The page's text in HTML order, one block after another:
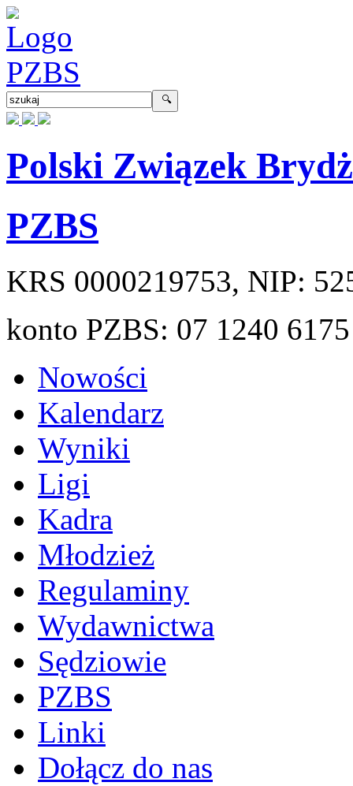
Polski Związek
PZBS
KRS 0000219753, NIP:
konto PZBS: 07 1240
Nowości
Kalendarz
Wyniki
Ligi
Kadra
Młodzież
Regulaminy
Wydawnictwa
Sędziowie
PZBS
Linki
Dołącz do nas